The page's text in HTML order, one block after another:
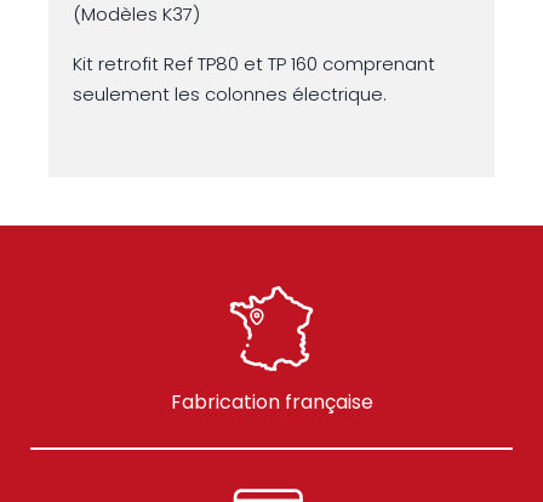
(Modèles K37)
Kit retrofit Ref TP80 et TP 160 comprenant
seulement les colonnes électrique.
Fabrication française